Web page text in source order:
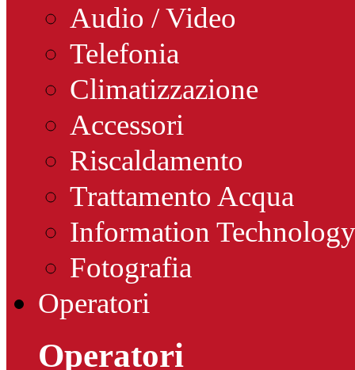
Audio / Video
Telefonia
Climatizzazione
Accessori
Riscaldamento
Trattamento Acqua
Information Technology
Fotografia
Operatori
Operatori